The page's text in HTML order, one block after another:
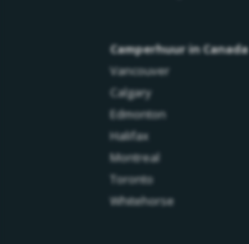
Camperhuur in Canada
Vancouver
Calgary
Edmonton
Halifax
Montreal
Toronto
Whitehorse